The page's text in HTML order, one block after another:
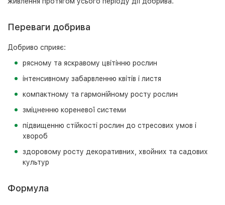
Переваги добрива
Добриво сприяє:
рясному та яскравому цвітінню рослин
інтенсивному забарвленню квітів і листя
компактному та гармонійному росту рослин
зміцненню кореневої системи
підвищенню стійкості рослин до стресових умов і
хвороб
здоровому росту декоративних, хвойних та садових
культур
Формула